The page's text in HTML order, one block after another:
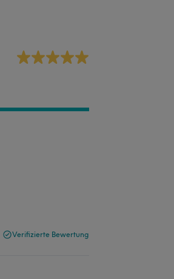
Verifizierte Bewertung